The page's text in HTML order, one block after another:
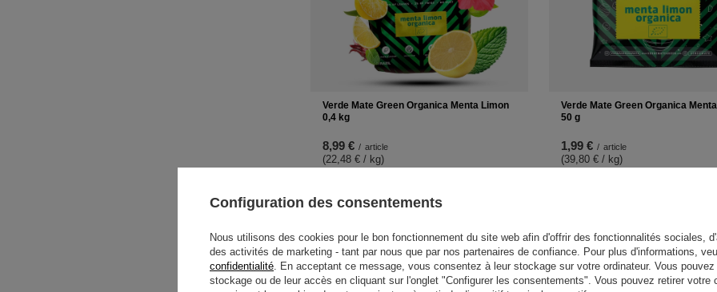
Verde Mate Green Organica Menta Limon
0,4 kg
8,99 € / article
(22,48 € / kg)
- + Ajouter au panier
Verde Mate Green Organica
50 g
1,99 € / article
(39,80 € / kg)
Configuration des consentements
Nous utilisons des cookies pour le bon fonctionnement du site web afin d'offrir des fonctionnalités sociales,
des activités de marketing - tant par nous que par nos partenaires de confiance. Pour plus d'informations,
confidentialité. En acceptant ce message, vous consentez à leur stockage sur votre ordinateur. Vous
stockage ou de leur accès en cliquant sur l'onglet "Configurer les consentements". Vous pouvez retirer votre